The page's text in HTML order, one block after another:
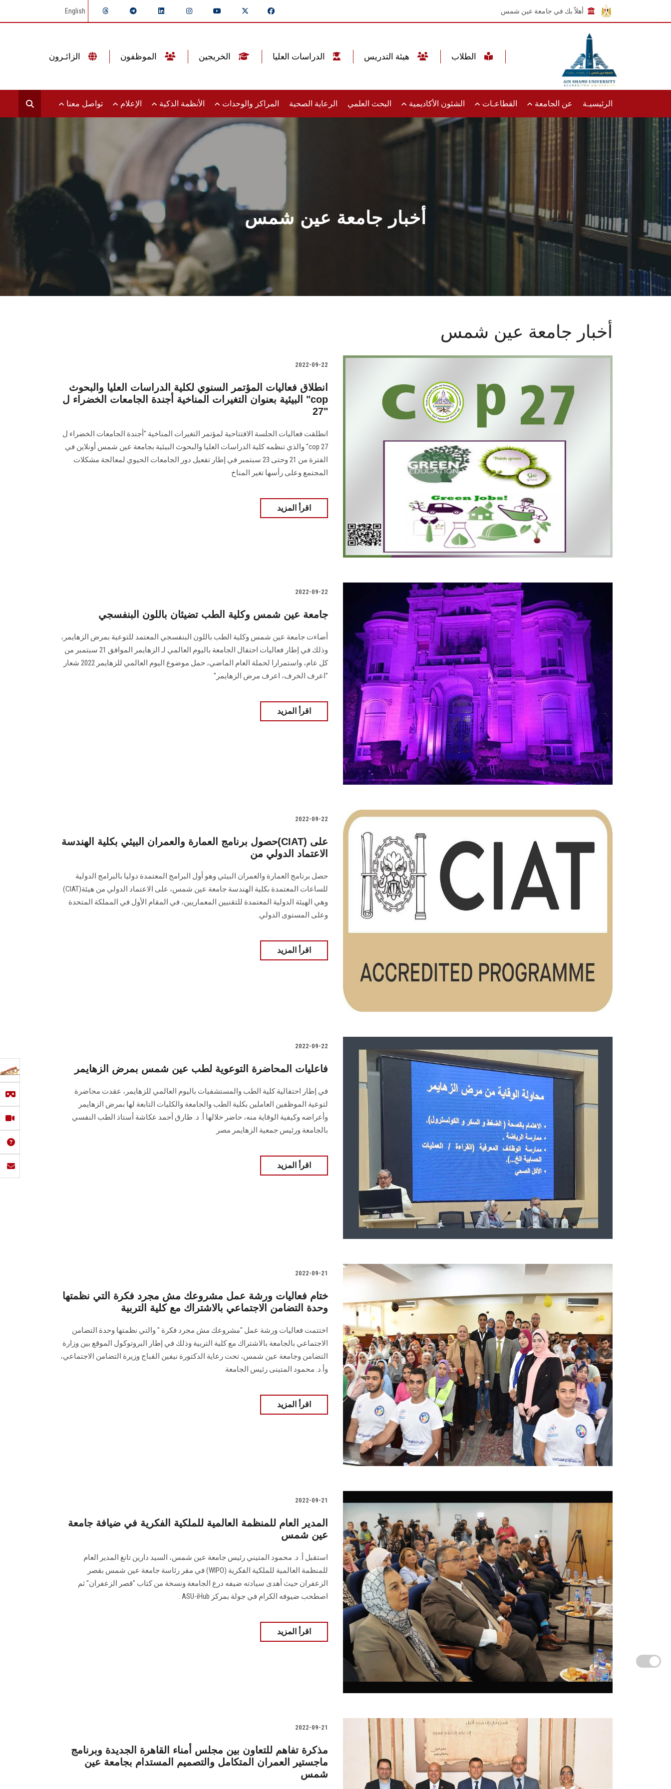
أهلاً بك في جامعة عين شمس English
الرئيسيـة عن الجامعة القطاعـات الشئون الأكاديمية البحث العلمي الرعاية الصحية المراكز والوحدات الأنظمة الذكية الإعلام تواصل معنا
أخبار جامعة عين شمس
أخبار جامعة عين شمس
2022-09-22
انطلاق فعاليات المؤتمر السنوي لكلية الدراسات العليا والبحوث
البيئية بعنوان التغيرات المناخية أجندة الجامعات الخضراء ل "cop
27"
انطلقت فعاليات الجلسة الافتتاحية لمؤتمر التغيرات المناخية "أجندة الجامعات الخضراء ل
cop 27" والذي تنظمه كلية الدراسات العليا والبحوث البيئية بجامعة عين شمس أونلاين في
الفترة من 21 وحتى 23 سبتمبر في إطار تفعيل دور الجامعات الحيوي لمعالجة مشكلات
المجتمع وعلى رأسها تغير المناخ
اقرأ المزيد
2022-09-22
جامعة عين شمس وكلية الطب تضيئان باللون البنفسجي
أضاءت جامعة عين شمس وكلية الطب باللون البنفسجي المعتمد للتوعية بمرض الزهايمر،
وذلك في إطار فعاليات احتفال الجامعة باليوم العالمي لـ الزهايمر الموافق 21 سبتمبر من
كل عام، واستمرارا لحملة العام الماضي، حمل موضوع اليوم العالمي للزهايمر 2022 شعار
"اعرف الخرف، اعرف مرض الزهايمر"
اقرأ المزيد
2022-09-22
حصول برنامج العمارة والعمران البيئي بكلية الهندسة(CIAT) على
الاعتماد الدولي من
حصل برنامج العمارة والعمران البيئي وهو أول البرامج المعتمدة دوليا بالبرامج الدولية
للساعات المعتمدة بكلية الهندسة جامعة عين شمس، على الاعتماد الدولي من هيئة(CIAT)
وهي الهيئة الدولية المعتمدة للتقنيين المعماريين، في المقام الأول في المملكة المتحدة
وعلى المستوى الدولي.
اقرأ المزيد
2022-09-22
فاعليات المحاضرة التوعوية لطب عين شمس بمرض الزهايمر
في إطار احتفالية كلية الطب والمستشفيات باليوم العالمي للزهايمر، عقدت محاضرة
لتوعية الموظفين العاملين بكلية الطب والجامعة والكليات التابعة لها بمرض الزهايمر
وأعراضه وكيفية الوقاية منه، حاضر خلالها أ. د. طارق أحمد عكاشة أستاذ الطب النفسي
بالجامعة ورئيس جمعية الزهايمر مصر
اقرأ المزيد
2022-09-21
ختام فعاليات ورشة عمل مشروعك مش مجرد فكرة التي نظمتها
وحدة التضامن الاجتماعي بالاشتراك مع كلية التربية
اختتمت فعاليات ورشة عمل "مشروعك مش مجرد فكرة " والتي نظمتها وحدة التضامن
الاجتماعي بالجامعة بالاشتراك مع كلية التربية وذلك في إطار البروتوكول الموقع بين وزارة
التضامن وجامعة عين شمس، تحت رعاية الدكتورة نيفين القباج وزيرة التضامن الاجتماعي،
وأ.د. محمود المتينى رئيس الجامعة
اقرأ المزيد
2022-09-21
المدير العام للمنظمة العالمية للملكية الفكرية في ضيافة جامعة
عين شمس
استقبل أ. د. محمود المتيني رئيس جامعة عين شمس، السيد دارين تانغ المدير العام
للمنظمة العالمية للملكية الفكرية (WIPO) في مقر رئاسة جامعة عين شمس بقصر
الزعفران حيث أهدى سيادته ضيفه درع الجامعة ونسخة من كتاب "قصر الزعفران" ثم
اصطحب ضيوفه الكرام في جولة بمركز ASU-iHub .
اقرأ المزيد
2022-09-21
مذكرة تفاهم للتعاون بين مجلس أمناء القاهرة الجديدة وبرنامج
ماجستير العمران المتكامل والتصميم المستدام بجامعة عين
شمس